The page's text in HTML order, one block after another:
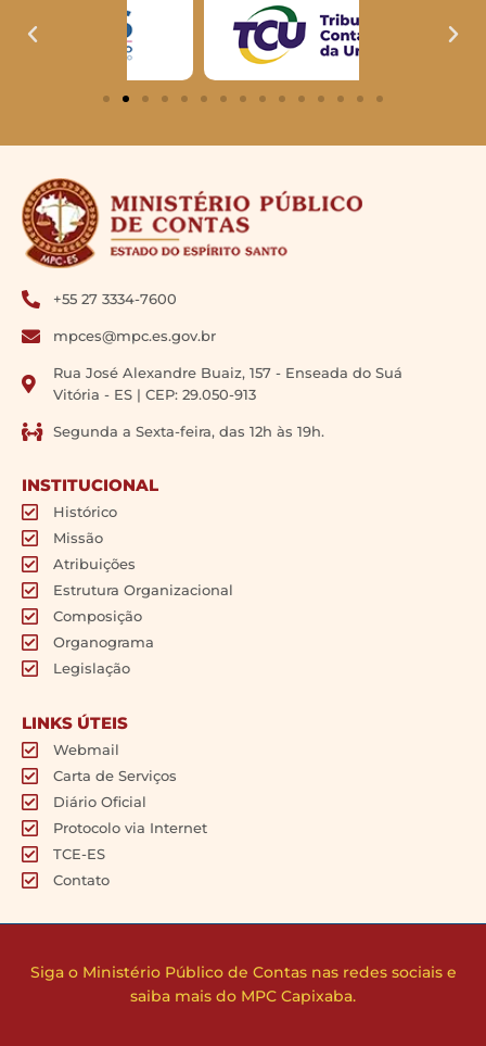
+55 27 3334-7600
mpces@mpc.es.gov.br
Rua José Alexandre Buaiz, 157 - Enseada do Suá
Vitória - ES | CEP: 29.050-913
Segunda a Sexta-feira, das 12h às 19h.
INSTITUCIONAL
Histórico
Missão
Atribuições
Estrutura Organizacional
Composição
Organograma
Legislação
LINKS ÚTEIS
Webmail
Carta de Serviços
Diário Oficial
Protocolo via Internet
TCE-ES
Contato
Siga o Ministério Público de Contas nas redes sociais e
saiba mais do MPC Capixaba.